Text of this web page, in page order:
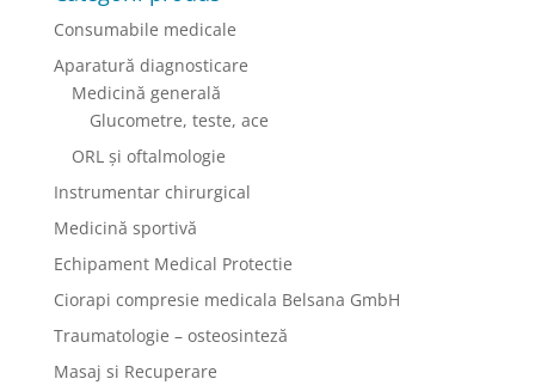
Consumabile medicale
Aparatură diagnosticare
Medicină generală
Glucometre, teste, ace
ORL şi oftalmologie
Instrumentar chirurgical
Medicină sportivă
Echipament Medical Protectie
Ciorapi compresie medicala Belsana GmbH
Traumatologie – osteosinteză
Masaj si Recuperare